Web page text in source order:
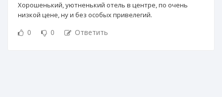
Хорошенький, уютненький отель в центре, по очень
низкой цене, ну и без особых привелегий.
0 0 Ответить